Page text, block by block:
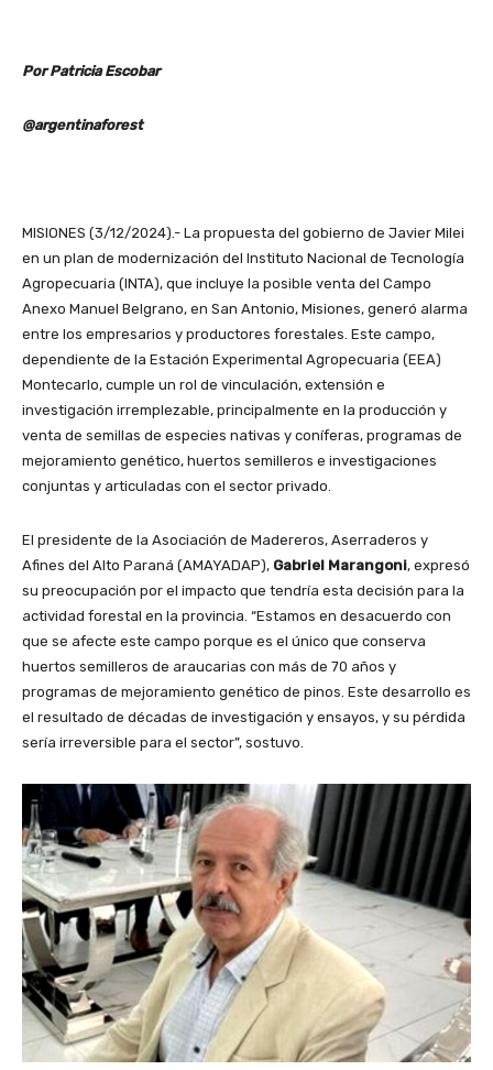
Por Patricia Escobar
@argentinaforest
MISIONES (3/12/2024).- La propuesta del gobierno de Javier Milei
en un plan de modernización del Instituto Nacional de Tecnología
Agropecuaria (INTA), que incluye la posible venta del Campo
Anexo Manuel Belgrano, en San Antonio, Misiones, generó alarma
entre los empresarios y productores forestales. Este campo,
dependiente de la Estación Experimental Agropecuaria (EEA)
Montecarlo, cumple un rol de vinculación, extensión e
investigación irremplezable, principalmente en la producción y
venta de semillas de especies nativas y coníferas, programas de
mejoramiento genético, huertos semilleros e investigaciones
conjuntas y articuladas con el sector privado.
El presidente de la Asociación de Madereros, Aserraderos y
Afines del Alto Paraná (AMAYADAP), Gabriel Marangoni, expresó
su preocupación por el impacto que tendría esta decisión para la
actividad forestal en la provincia. “Estamos en desacuerdo con
que se afecte este campo porque es el único que conserva
huertos semilleros de araucarias con más de 70 años y
programas de mejoramiento genético de pinos. Este desarrollo es
el resultado de décadas de investigación y ensayos, y su pérdida
sería irreversible para el sector”, sostuvo.